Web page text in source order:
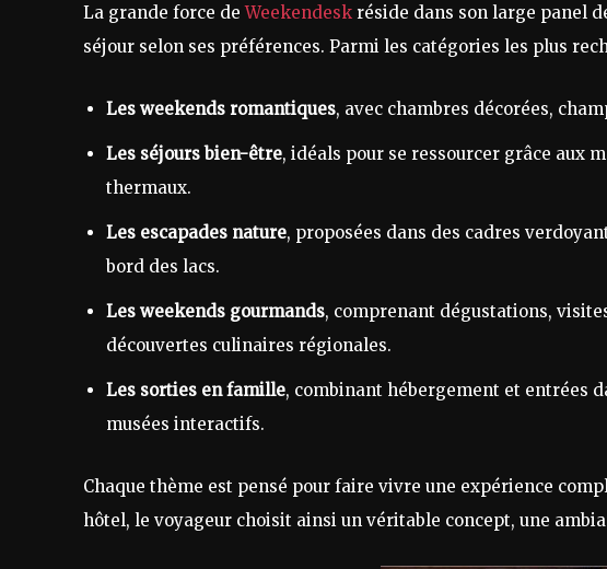
La grande force deWeekendesk réside dans son large panel
séjour selon ses préférences. Parmi les catégories les plus
Les weekends romantiques, avec chambres décorées,
Les séjours bien-être, idéals pour se ressourcer grâce aux
thermaux.
Les escapades nature, proposées dans des cadres
bord des lacs.
Les weekends gourmands, comprenant dégustations,
découvertes culinaires régionales.
Les sorties en famille, combinant hébergement et entrées
musées interactifs.
Chaque thème est pensé pour faire vivre une expérience
hôtel, le voyageur choisit ainsi un véritable concept, une